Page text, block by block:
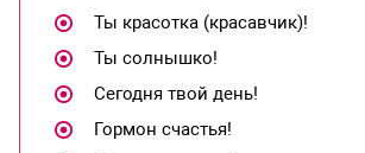
Ты красотка (красавчик)!
Ты солнышко!
Сегодня твой день!
Гормон счастья!